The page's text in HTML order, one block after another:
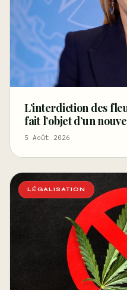
L’interdiction des
fait l’objet d’un
arrêt de la Cour de
5 Août 2026
LÉGALISATION